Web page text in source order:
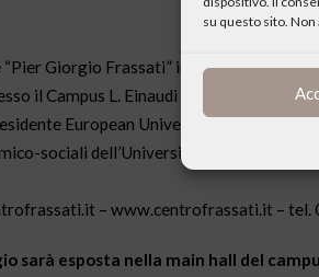
su questo sito.
Giorgio Frassati” in collaborazione
il Campus L. Einaudi (Lungodora Siena
European University Institute-
sociali dell’Università di Torino e
– www.centrofrassati.it – tel.
sarà esposta nella main hall del